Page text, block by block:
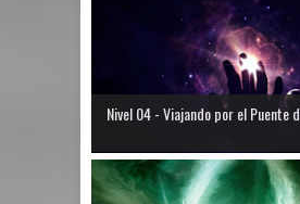
Nivel 04 - Viajando por el Puente d...